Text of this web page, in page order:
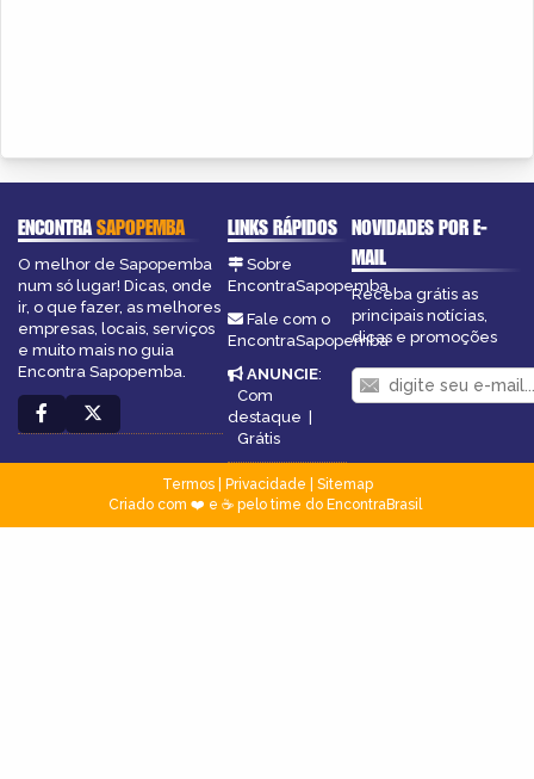
ENCONTRASAPOPEMBA
O melhor de Sapopemba
num só lugar! Dicas, onde
ir, o que fazer, as melhores
empresas, locais, serviços
e muito mais no guia
Encontra Sapopemba.
LINKS RÁPIDOS
Sobre
EncontraSapopemba
Fale com o
EncontraSapopemba
ANUNCIE:
Com
destaque |
Grátis
NOVIDADES POR E-
MAIL
Receba grátis as
principais notícias,
dicas e promoções
Termos| Privacidade
Sitemap
Criado com ❤️ e ☕ pelo time do EncontraBrasil